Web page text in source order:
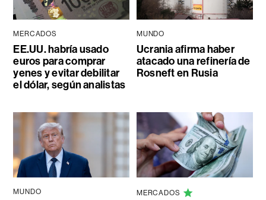
MERCADOS
EE.UU. habría usado
euros para comprar
yenes y evitar debilitar
el dólar, según analistas
MUNDO
Ucrania afirma haber
atacado una refinería de
Rosneft en Rusia
MUNDO MERCADOS